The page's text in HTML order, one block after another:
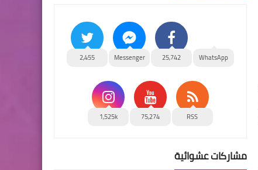
WhatsApp
25,742
Messenger
2,455
RSS
75,274
1,525k
مشاركات عشوائية